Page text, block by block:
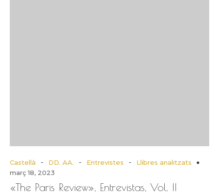
Castellà - DD. AA. - Entrevistes -
Llibres analitzats
març 18, 2023
«The Paris Review», Entrevistas, Vol. II